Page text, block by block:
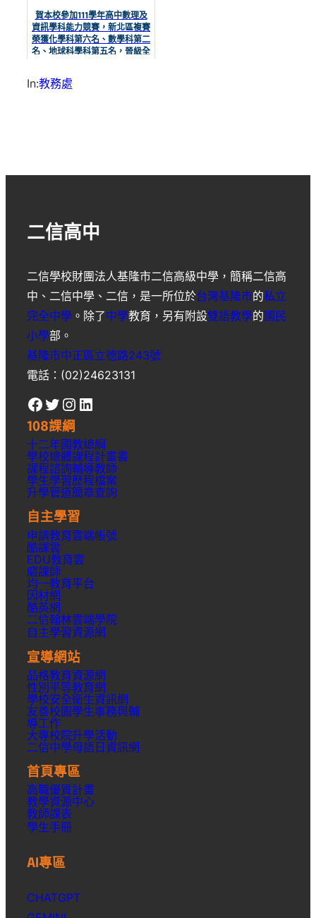
賀本校參加111學年高中數理及
資訊學科能力競賽，新北區複賽
榮獲化學科第六名、數學科第二
名、地球科學科第五名，晉級全
學、物理、生物、數學及資訊科
各一位佳作，在基隆市11位獲
In:教務處
二信高中
二信學校財團法人基隆市二信高級中學 ，簡稱二信高
中 、 二信中學 、 二信 ，是一所位於台灣基隆市的私立
完全中學 。除了中學教育，另有附設雙語教學的國民
小學部。
基隆市中正區立德路243號
電話：(02)24623131
Facebook Twitter Instagram LinkedIn
108課綱
十二年國教總綱
學校總體課程計畫書
課程諮詢輔導教師
學生學習歷程檔案
升學管道簡章查詢
自主學習
申請教育雲端帳號
酷課雲
EDU教育雲
磨課師
均一教育平台
因材網
酷英網
二信翰林雲端學院
自主學習資源網
宣導網站
品格教育資源網
性別平等教育網
學校安全衛生資訊網
友善校園學生事務與輔
導工作
大專校院升學活動
二信中學母語日資訊網
首頁專區
高職優質計畫
教學資源中心
教師課表
學生手冊
AI專區
CHATGPT